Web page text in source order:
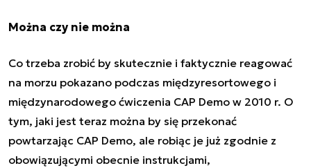
Można czy nie można
Co trzeba zrobić by skutecznie i faktycznie reagować
na morzu pokazano podczas międzyresortowego i
międzynarodowego ćwiczenia CAP Demo w 2010 r. O
tym, jaki jest teraz można by się przekonać
powtarzając CAP Demo, ale robiąc je już zgodnie z
obowiązującymi obecnie instrukcjami,